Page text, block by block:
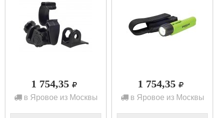
1 754,35
в Яровое из Москвы
1 754,35
в Яровое из Москвы